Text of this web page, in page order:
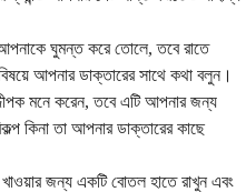
আপনাকে ঘুমন্ত করে তোলে, তবে রাতে
আপনার ডাক্তারের সাথে কথা বলুন।
মনে করেন, তবে এটি আপনার জন্য
কিনা তা আপনার ডাক্তারের কাছে
খাওয়ার জন্য একটি বোতল হাতে রাখুন এবং